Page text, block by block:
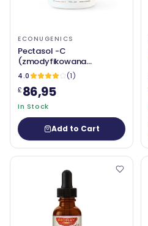
ECONUGENICS
Pectasol -C
(zmodyfikowana
cytrusowa pektyna) wlew
mandarynki - 120 tabletek
do żucia - Econugenics
4.0
(1)
£86,95
In Stock
Add to Cart